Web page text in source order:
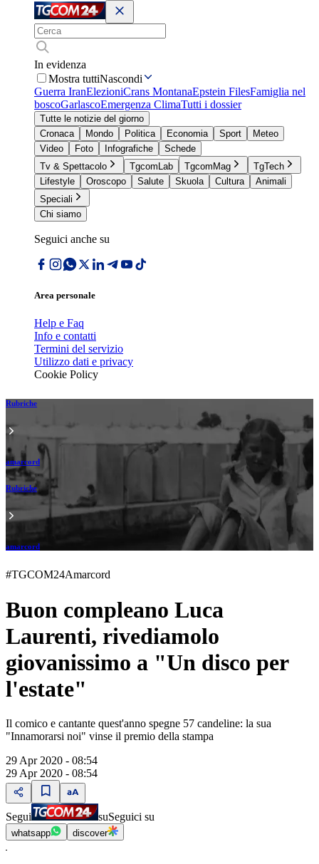
In evidenza
Mostra tuttiNascondi
Guerra IranElezioniCrans MontanaEpstein FilesFamiglia nel
boscoGarlascoEmergenza ClimaTutti i dossier
Tutte le notizie del giorno
Cronaca
Mondo Politica Economia Sport
Meteo
Video
Foto Infografiche
Schede
Tv & Spettacolo
TgcomLab TgcomMag
TgTech
Lifestyle
Oroscopo Salute Skuola Cultura
Animali
Speciali
Chi siamo
Seguici anche su
Area personale
Help e Faq
Info e contatti
Termini del servizio
Utilizzo dati e privacy
Cookie Policy
Rubriche
amarcord
Rubriche
amarcord
#TGCOM24Amarcord
Buon compleano Luca
Laurenti, rivediamolo
giovanissimo a "Un disco per
l'estate"
Il comico e cantante quest'anno spegne 57 candeline: la sua
"Innamorarsi noi" vinse il premio della stampa
29 Apr 2020 - 08:54
29 Apr 2020 - 08:54
Segui suSeguici su
whatsapp discover